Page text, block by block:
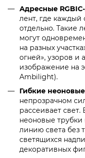
Адресные
лент, где каждый
отдельно. Такие
могут
на разных
огней», узоров и
изображение на
Ambilight).
Гибкие
непрозрачном
рассеивает
неоновые
линию света без
светящихся
декоративных